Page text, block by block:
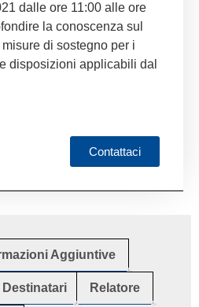
dalle ore 11:00 alle ore
la conoscenza sul
di sostegno per i
disposizioni applicabili dal
Contattaci
Aggiuntive
Destinatari Relatore